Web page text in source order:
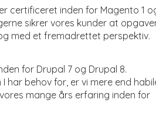
certificeret inden for Magento 1
sikrer vores kunder at
med et fremadrettet perspektiv.
for Drupal 7 og Drupal 8.
har behov for, er vi mere end
mange års erfaring inden for